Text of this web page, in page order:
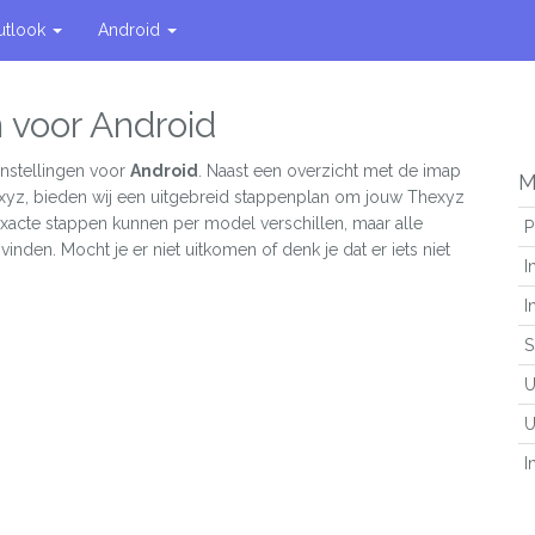
Android
Android
voor Android
. Naast een overzicht met de imap
bieden wij een uitgebreid stappenplan om jouw Thexyz
stappen kunnen per model verschillen, maar alle
Mocht je er niet uitkomen of denk je dat er iets niet